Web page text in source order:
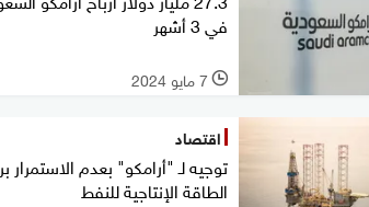
في 3 أشهر
l 7 مايو 2024
اقتصاد
توجيه لـ "أرامكو" بعدم الاستمرار
الطاقة الإنتاجية للنفط